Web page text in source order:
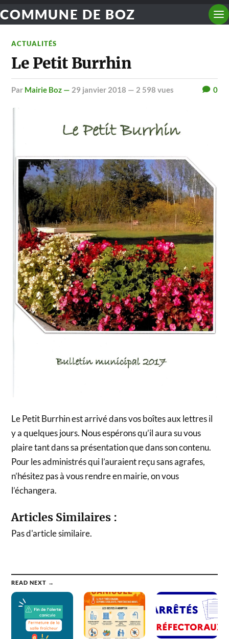
COMMUNE DE BOZ
ACTUALITÉS
Le Petit Burrhin
par Mairie Boz — 29 janvier 2018 — 2 598 vues 0
Le Petit Burrhin est arrivé dans vos boîtes aux lettres il
y a quelques jours. Nous espérons qu’il aura su vous
plaire tant dans sa présentation que dans son contenu.
Pour les administrés qui l’auraient reçu sans agrafes,
n’hésitez pas à vous rendre en mairie, on vous
l’échangera.
Articles Similaires :
Pas d'article similaire.
READ NEXT →